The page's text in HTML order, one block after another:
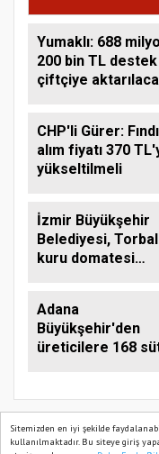
Sitemizden en iyi şekilde
kullanılmaktadır. Bu siteye giriş
Yumaklı: 688
200 bin TL destek
çiftçiye
CHP'li Gürer:
alım fiyatı 370
yükseltilmeli
İzmir Büyükşehir
Belediyesi,
kuru domatesi
Adana
Büyükşehir'den
üreticilere 168